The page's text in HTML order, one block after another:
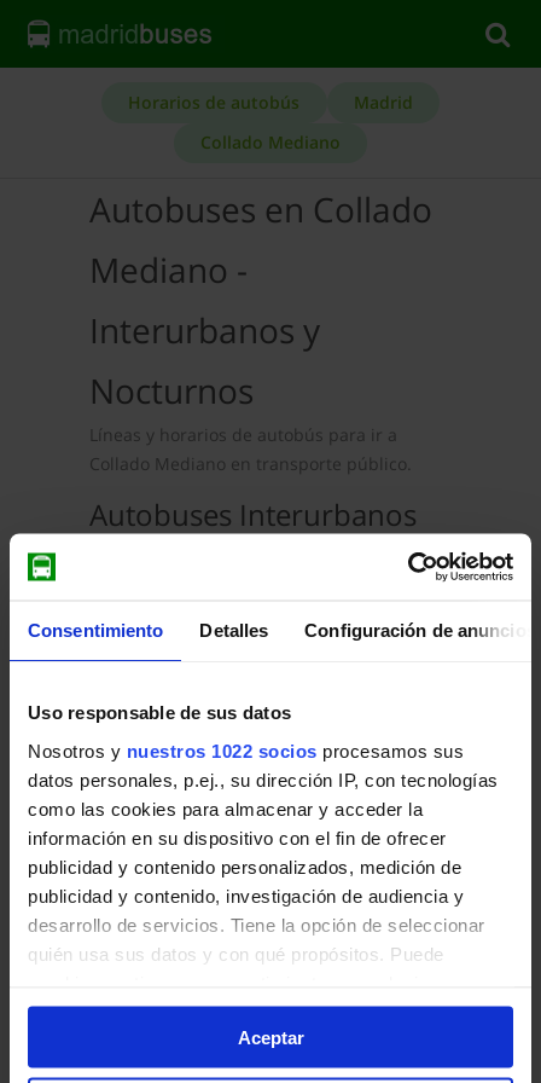
Consentimiento Detalles Configuración de anuncios
Uso responsable de sus datos
Nosotros y nuestros 1022 socios procesamos sus
datos personales, p.ej., su dirección IP, con tecnologías
como las cookies para almacenar y acceder la
información en su dispositivo con el fin de ofrecer
publicidad y contenido personalizados, medición de
publicidad y contenido, investigación de audiencia y
desarrollo de servicios. Tiene la opción de seleccionar
quién usa sus datos y con qué propósitos. Puede
momento desde la Declaración de cookies o clicando en
el Menú de consentimiento.Aceptar
Horarios de autobús
Madrid
Collado Mediano
Autobuses en Collado
Mediano -
Interurbanos y
Nocturnos
Líneas y horarios de autobús para ir a
Collado Mediano en transporte público.
Autobuses Interurbanos
690 Guadarrama - Collado Mediano - Navacerrada
Guadarrama - Collado Mediano - Becerril de
691 Madrid (Moncloa) - Becerril - Navacerrada - Valdesquí
Madrid - Las Rozas de Madrid - Collado
696 Collado Villalba (Hospital) - Navacerrada
Collado Villalba - Collado Mediano - Becerril